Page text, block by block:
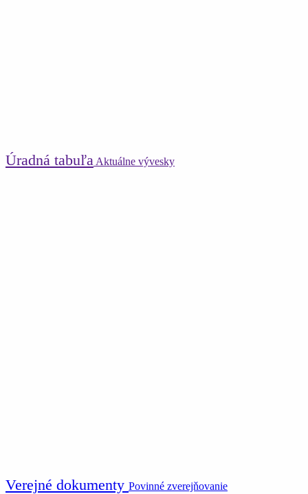
Úradná tabuľa Aktuálne vývesky
Verejné dokumenty Povinné zverejňovanie